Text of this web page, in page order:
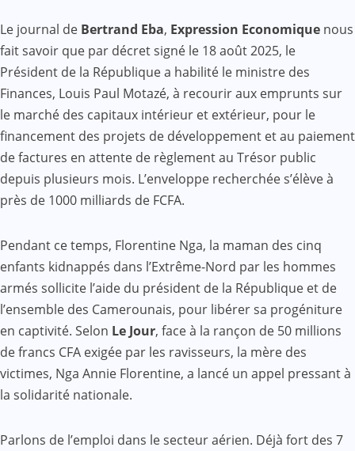
Le journal de Bertrand Eba, Expression Economique nous
fait savoir que par décret signé le 18 août 2025, le
Président de la République a habilité le ministre des
Finances, Louis Paul Motazé, à recourir aux emprunts sur
le marché des capitaux intérieur et extérieur, pour le
financement des projets de développement et au paiement
de factures en attente de règlement au Trésor public
depuis plusieurs mois. L’enveloppe recherchée s’élève à
près de 1000 milliards de FCFA.
Pendant ce temps, Florentine Nga, la maman des cinq
enfants kidnappés dans l’Extrême-Nord par les hommes
armés sollicite l’aide du président de la République et de
l’ensemble des Camerounais, pour libérer sa progéniture
en captivité. Selon Le Jour, face à la rançon de 50 millions
de francs CFA exigée par les ravisseurs, la mère des
victimes, Nga Annie Florentine, a lancé un appel pressant à
la solidarité nationale.
Parlons de l’emploi dans le secteur aérien. Déjà fort des 7